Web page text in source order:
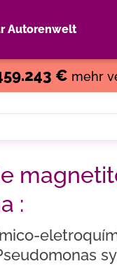
Autorenwelt
€ mehr
: